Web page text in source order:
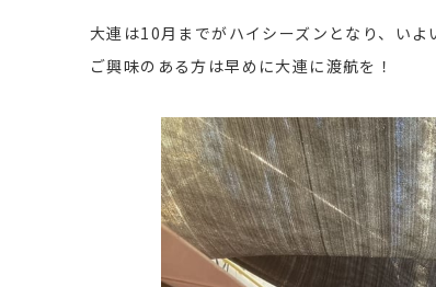
大連は10月までがハイシーズンとなり、いよ
ご興味のある方は早めに大連に渡航を！